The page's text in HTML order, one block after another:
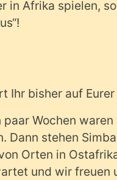
in Afrika spielen,
Ihr bisher auf
paar Wochen
Dann stehen
Orten in
und wir freuen